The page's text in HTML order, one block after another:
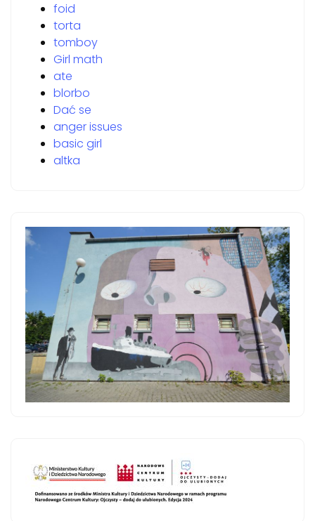
foid
torta
tomboy
Girl math
ate
blorbo
Dać se
anger issues
basic girl
altka